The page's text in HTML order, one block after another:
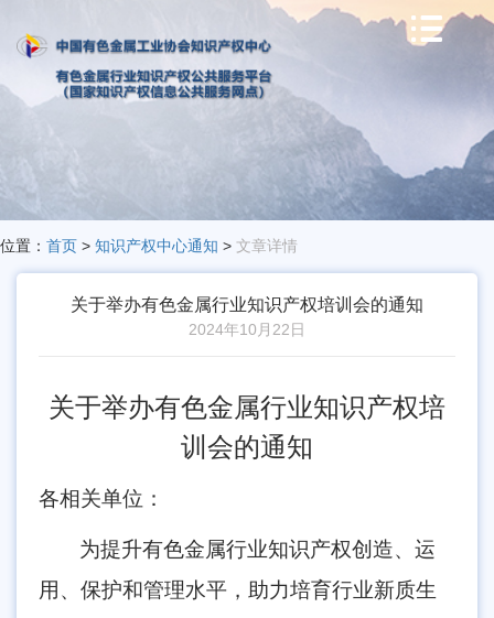

位置： 首页 > 知识产权中心通知 > 文章详情
关于举办有色金属行业知识产权培训会的通知
2024年10月22日
关于举办有色金属行业知识产权培
训会的通知
各相关单位：
为提升有色金属行业知识产权创造、运
用、保护和管理水平，助力培育行业新质生